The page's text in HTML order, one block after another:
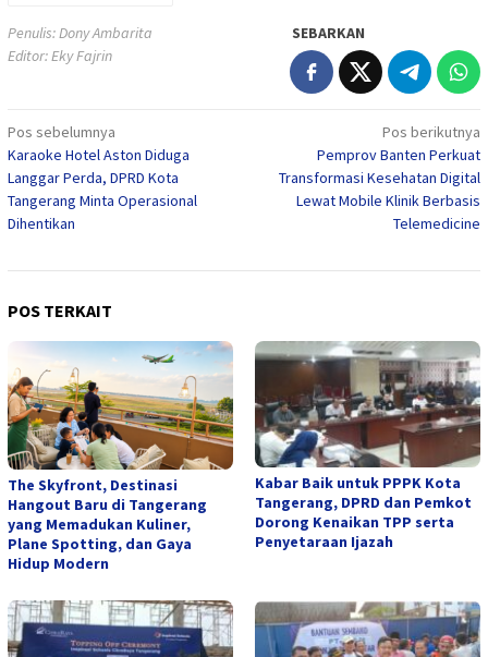
Penulis: Dony Ambarita
Editor: Eky Fajrin
SEBARKAN
Navigasi
pos
Pos sebelumnya
Karaoke Hotel Aston Diduga
Langgar Perda, DPRD Kota
Tangerang Minta Operasional
Dihentikan
Pos berikutnya
Pemprov Banten Perkuat
Transformasi Kesehatan Digital
Lewat Mobile Klinik Berbasis
Telemedicine
POS TERKAIT
The Skyfront, Destinasi
Hangout Baru di Tangerang
yang Memadukan Kuliner,
Plane Spotting, dan Gaya
Hidup Modern
Kabar Baik untuk PPPK Kota
Tangerang, DPRD dan Pemkot
Dorong Kenaikan TPP serta
Penyetaraan Ijazah